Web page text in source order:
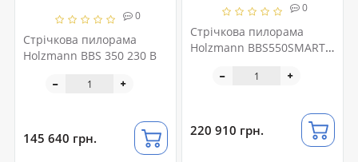
0
Стрічкова пилорама
Holzmann BBS 350 230 В
145 640 грн.
0
Стрічкова пилорама
Holzmann BBS550SMART-
220 910 грн.